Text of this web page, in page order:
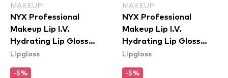
MAKEUP
NYX Professional
Makeup Lip I.V.
Hydrating Lip Gloss
Stain - 03 Splash N
Lipgloss
-5%
MAKEUP
NYX Professional
Makeup Lip I.V.
Hydrating Lip Gloss
Stain - 06 Espresso
Lipgloss
-5%